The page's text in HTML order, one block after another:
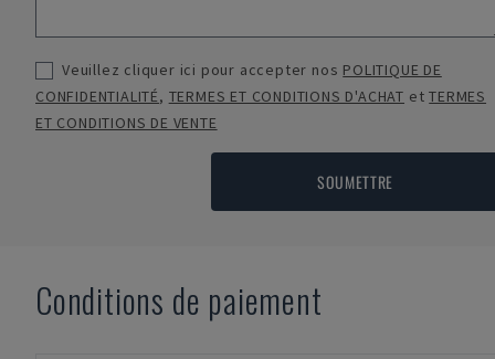
Veuillez cliquer ici pour accepter nos POLITIQUE DE
CONFIDENTIALITÉ, TERMES ET CONDITIONS D'ACHAT etTERMES
ET CONDITIONS DE VENTE
SOUMETTRE
Conditions de paiement